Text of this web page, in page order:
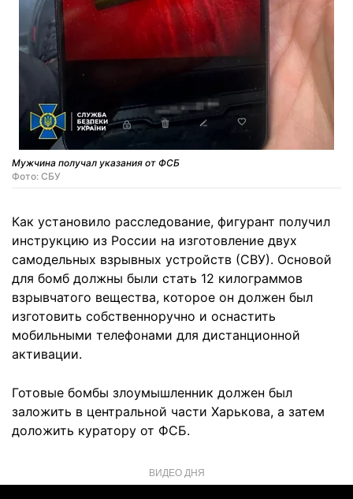
Мужчина получал указания от ФСБ
Фото: СБУ
Как установило расследование, фигурант получил
инструкцию из России на изготовление двух
самодельных взрывных устройств (СВУ). Основой
для бомб должны были стать 12 килограммов
взрывчатого вещества, которое он должен был
изготовить собственноручно и оснастить
мобильными телефонами для дистанционной
активации.
Готовые бомбы злоумышленник должен был
заложить в центральной части Харькова, а затем
доложить куратору от ФСБ.
ВИДЕО ДНЯ